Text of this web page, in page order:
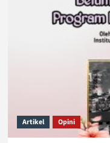
Artikel Opini